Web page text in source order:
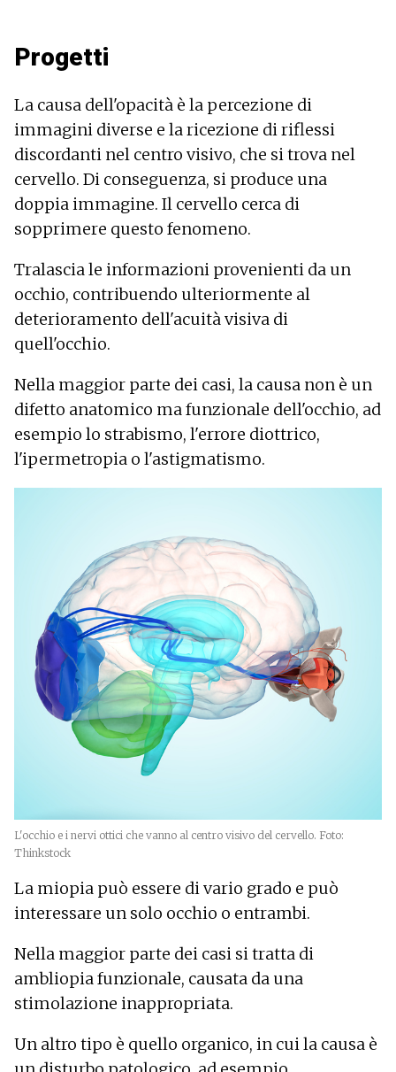
Progetti
La causa dell'opacità è la percezione di
immagini diverse e la ricezione di riflessi
discordanti nel centro visivo, che si trova nel
cervello. Di conseguenza, si produce una
doppia immagine. Il cervello cerca di
sopprimere questo fenomeno.
Tralascia le informazioni provenienti da un
occhio, contribuendo ulteriormente al
deterioramento dell'acuità visiva di
quell'occhio.
Nella maggior parte dei casi, la causa non è un
difetto anatomico ma funzionale dell'occhio, ad
esempio lo strabismo, l'errore diottrico,
l'ipermetropia o l'astigmatismo.
L'occhio e i nervi ottici che vanno al centro visivo del cervello. Foto:
Thinkstock
La miopia può essere di vario grado e può
interessare un solo occhio o entrambi.
Nella maggior parte dei casi si tratta di
ambliopia funzionale, causata da una
stimolazione inappropriata.
Un altro tipo è quello organico, in cui la causa è